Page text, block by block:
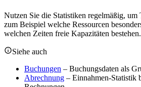
Nutzen Sie die Statistiken regelmäßig, um
zum Beispiel welche Ressourcen
welchen Zeiten freie Kapazitäten bestehen.
Siehe auch
Buchungen – Buchungsdaten als
Abrechnung – Einnahmen-Statistik